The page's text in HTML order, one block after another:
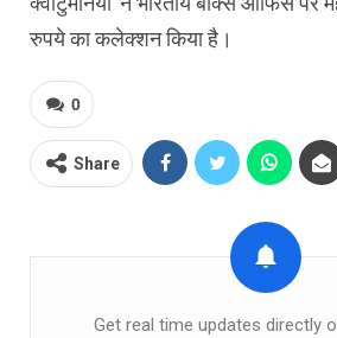
रुपये का कलेक्‍शन किया है।
0
Share
Get real time updates directly